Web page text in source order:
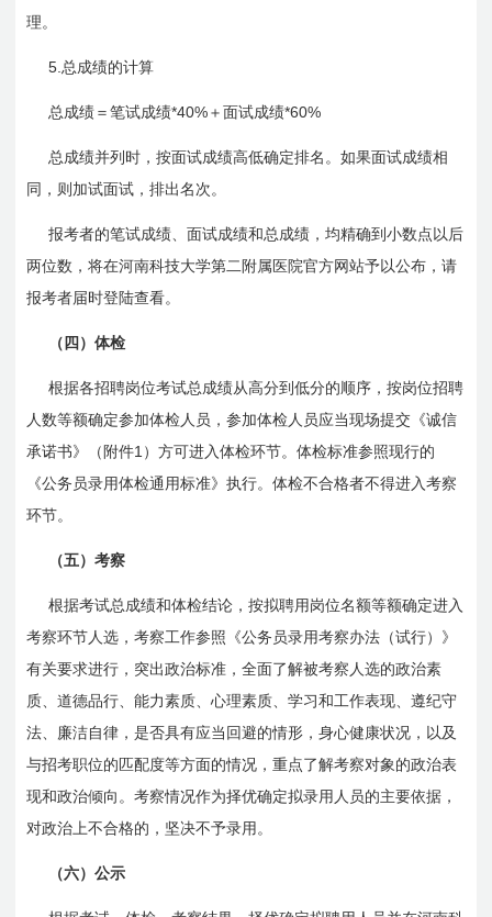
理。
5. 总成绩的计算
总成绩＝笔试成绩*40% ＋面试成绩*60%
总成绩并列时，按面试成绩高低确定排名。如果面试成绩相
同，则加试面试，排出名次。
报考者的笔试成绩、面试成绩和总成绩，均精确到小数点以后
两位数，将在河南科技大学第二附属医院官方网站予以公布，请
报考者届时登陆查看。
（四）体检
根据各招聘岗位考试总成绩从高分到低分的顺序，按岗位招聘
人数等额确定参加体检人员，参加体检人员应当现场提交《诚信
承诺书》（附件1 ）方可进入体检环节。体检标准参照现行的
《公务员录用体检通用标准》执行。体检不合格者不得进入考察
环节。
（五）考察
根据考试总成绩和体检结论，按拟聘用岗位名额等额确定进入
考察环节人选，考察工作参照《公务员录用考察办法（试行）》
有关要求进行，突出政治标准，全面了解被考察人选的政治素
质、道德品行、能力素质、心理素质、学习和工作表现、遵纪守
法、廉洁自律，是否具有应当回避的情形，身心健康状况，以及
与招考职位的匹配度等方面的情况，重点了解考察对象的政治表
现和政治倾向。考察情况作为择优确定拟录用人员的主要依据，
对政治上不合格的，坚决不予录用。
（六）公示